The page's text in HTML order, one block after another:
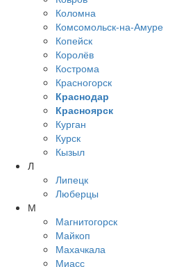
Коломна
Комсомольск-на-Амуре
Копейск
Королёв
Кострома
Красногорск
Краснодар
Красноярск
Курган
Курск
Кызыл
Л
Липецк
Люберцы
М
Магнитогорск
Майкоп
Махачкала
Миасс